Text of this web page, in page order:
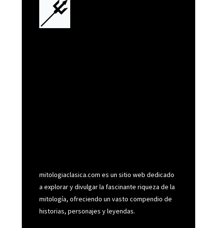
mitologiaclasica.com es un sitio web dedicado
a explorar y divulgar la fascinante riqueza de la
mitología, ofreciendo un vasto compendio de
historias, personajes y leyendas.